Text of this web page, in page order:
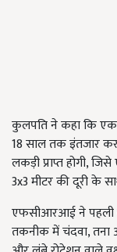
कुलपति ने कहा कि
18 साल तक इंतजार
लकड़ी प्राप्त होगी,
3x3 मीटर की दूरी के
एफसीआरआई ने पहली
तकनीक में चंदवा, तना